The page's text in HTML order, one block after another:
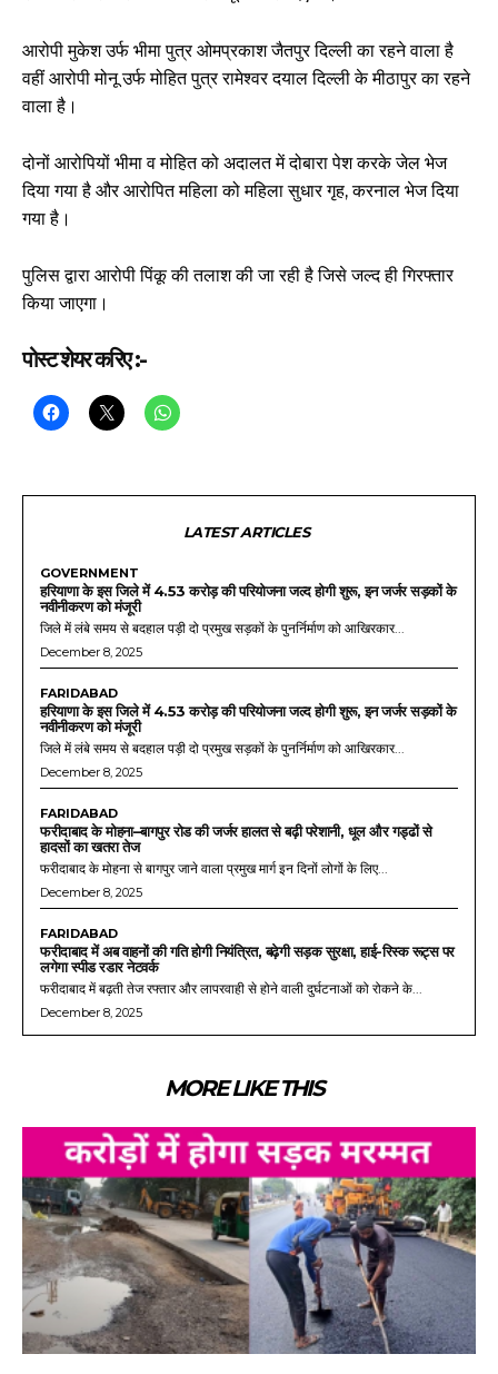
आरोपी मुकेश उर्फ भीमा पुत्र ओमप्रकाश जैतपुर दिल्ली का रहने वाला है
वहीं आरोपी मोनू उर्फ मोहित पुत्र रामेश्वर दयाल दिल्ली के मीठापुर का रहने
वाला है।
दोनों आरोपियों भीमा व मोहित को अदालत में दोबारा पेश करके जेल भेज
दिया गया है और आरोपित महिला को महिला सुधार गृह, करनाल भेज दिया
गया है।
पुलिस द्वारा आरोपी पिंकू की तलाश की जा रही है जिसे जल्द ही गिरफ्तार
किया जाएगा।
पोस्ट शेयर करिए :-
LATEST ARTICLES
GOVERNMENT
हरियाणा के इस जिले में 4.53 करोड़ की परियोजना जल्द होगी शुरू, इन जर्जर सड़कों के
नवीनीकरण को मंजूरी
जिले में लंबे समय से बदहाल पड़ी दो प्रमुख सड़कों के पुनर्निर्माण को आखिरकार...
December 8, 2025
FARIDABAD
हरियाणा के इस जिले में 4.53 करोड़ की परियोजना जल्द होगी शुरू, इन जर्जर सड़कों के
नवीनीकरण को मंजूरी
जिले में लंबे समय से बदहाल पड़ी दो प्रमुख सड़कों के पुनर्निर्माण को आखिरकार...
December 8, 2025
FARIDABAD
फरीदाबाद के मोहना–बागपुर रोड की जर्जर हालत से बढ़ी परेशानी, धूल और गड्ढों से
हादसों का खतरा तेज
फरीदाबाद के मोहना से बागपुर जाने वाला प्रमुख मार्ग इन दिनों लोगों के लिए...
December 8, 2025
FARIDABAD
फरीदाबाद में अब वाहनों की गति होगी नियंत्रित, बढ़ेगी सड़क सुरक्षा, हाई-रिस्क रूट्स पर
लगेगा स्पीड रडार नेटवर्क
फरीदाबाद में बढ़ती तेज रफ्तार और लापरवाही से होने वाली दुर्घटनाओं को रोकने के...
December 8, 2025
MORE LIKE THIS